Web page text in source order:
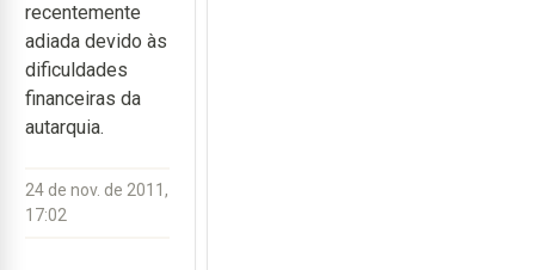
recentemente
adiada devido às
dificuldades
financeiras da
autarquia.
24 de nov. de 2011,
17:02